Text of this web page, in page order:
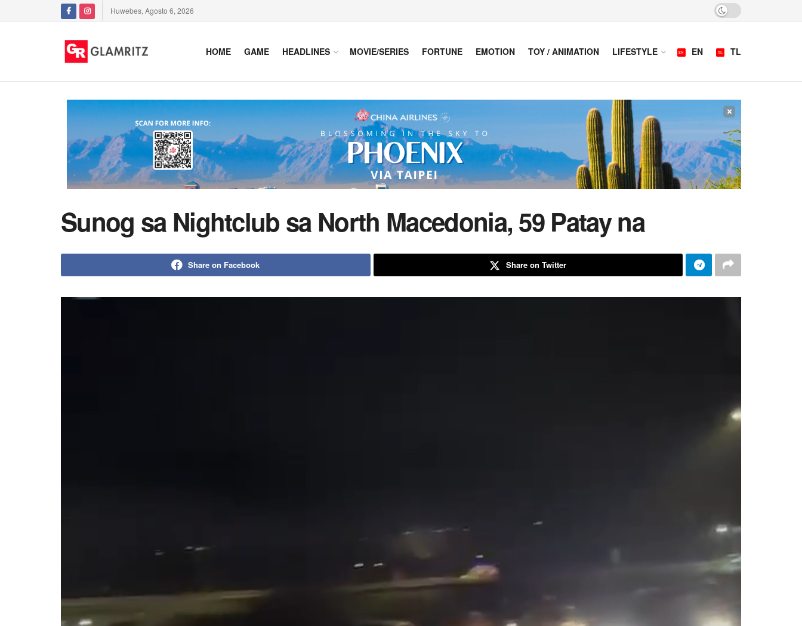
Huwebes, Agosto 6, 2026
HOME GAME HEADLINES MOVIE/SERIES FORTUNE EMOTION TOY / ANIMATION LIFESTYLE EN TL
×
Sunog sa Nightclub sa North Macedonia, 59 Patay na
Share on Facebook Share on Twitter